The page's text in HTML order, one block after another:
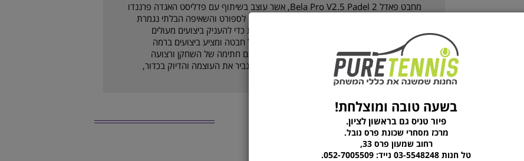
מחבט פאדל 2 Bela Pro V2.5 Padel, אשר עוצב בשיתוף עם פדליסט האגדה פרננדו
בלאסטגין. בהשראת ההתמסרות הבלתי נגמרת שלו לספורט והשאיפה הבלתי נגמרת
לניצחון,ה-Bela Pro משתמש בטכנולוגיה מתקדמת כדי להעניק ביצועים מעולים
שמתאימים לשחקנים מתקדמים שרוצים לשלוט בכל חבטה ומציע ביצועים ברמה
תחרותית עם דגש על נוחות וקלות בתפעול.מגיע עם חתימה של השחקן ורצועה
בתחתית הידית ,sweet spot גדול יותר המסייע להגביר את העוצמה והדיוק בכדור,
מתאים לשחקנים תחרותיים.
מוצרים נוספים מהקטגוריה
בשעה טובה ומוצלחת!
פיור טניס גם בראשון לציון.
מרכז מסחרי שכונת פרס נובל.
רחוב שמעון פרס 33,
טל חנות 03-5548248 נייד: 052-7005509.